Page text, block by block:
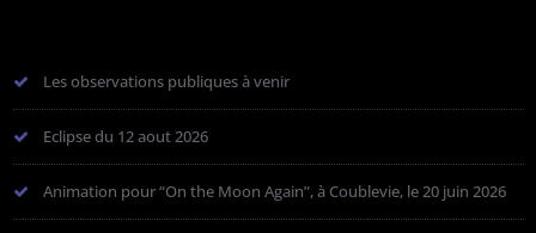
Les observations publiques à venir
Eclipse du 12 aout 2026
Animation pour “On the Moon Again”, à Coublevie, le 20 juin 2026